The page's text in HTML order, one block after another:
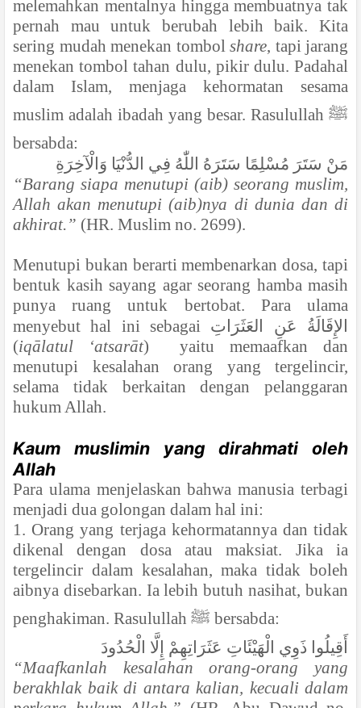
melemahkan mentalnya hingga membuatnya tak
pernah mau untuk berubah lebih baik. Kita
sering mudah menekan tombol share, tapi jarang
menekan tombol tahan dulu, pikir dulu. Padahal
dalam Islam, menjaga kehormatan sesama
muslim adalah ibadah yang besar. Rasulullah ﷺ
bersabda:
مَنْ سَتَرَ مُسْلِمًا سَتَرَهُ اللّٰهُ فِي الدُّنْيَا وَالْآخِرَةِ
“Barang siapa menutupi (aib) seorang muslim,
Allah akan menutupi (aib)nya di dunia dan di
akhirat.” (HR. Muslim no. 2699).
Menutupi bukan berarti membenarkan dosa, tapi
bentuk kasih sayang agar seorang hamba masih
punya ruang untuk bertobat. Para ulama
menyebut hal ini sebagai الإِقَالَةُ عَنِ العَثَرَاتِ
(iqālatul ‘atsarāt)
yaitu memaafkan dan
menutupi kesalahan orang yang tergelincir,
selama tidak berkaitan dengan pelanggaran
hukum Allah.
Kaum muslimin yang dirahmati oleh
Allah
Para ulama menjelaskan bahwa manusia terbagi
menjadi dua golongan dalam hal ini:
1. Orang yang terjaga kehormatannya dan tidak
dikenal dengan dosa atau maksiat. Jika ia
tergelincir dalam kesalahan, maka tidak boleh
aibnya disebarkan. Ia lebih butuh nasihat, bukan
penghakiman. Rasulullah ﷺ bersabda:
أَقِيلُوا ذَوِي الْهَيْئَاتِ عَثَرَاتِهِمْ إِلَّا الْحُدُودَ
“Maafkanlah kesalahan orang-orang yang
berakhlak baik di antara kalian, kecuali dalam